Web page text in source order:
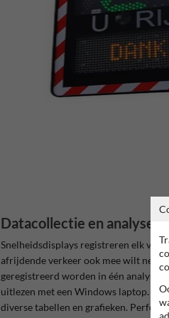
Datacollectie en analyses
Snelheidsdisplays registreren elk
afrijdende verkeer ook mee wilt
geregistreerd worden in één analyse.
uitlezen met een Windows laptop.
diverse tabellen en grafieken.